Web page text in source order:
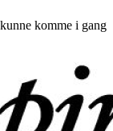
komme i gang